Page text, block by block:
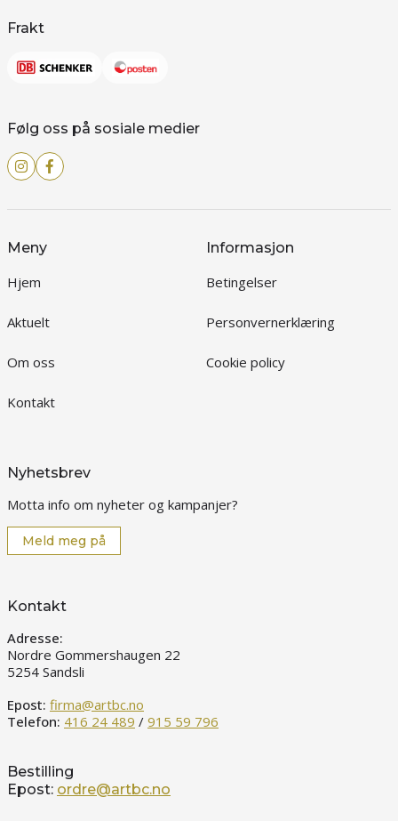
Frakt
Følg oss på sosiale medier
Meny
Hjem
Aktuelt
Om oss
Kontakt
Informasjon
Betingelser
Personvernerklæring
Cookie policy
Nyhetsbrev
Motta info om nyheter og kampanjer?
Meld meg på
Kontakt
Adresse:
Nordre Gommershaugen 22
5254 Sandsli
Epost: firma@artbc.no
Telefon: 416 24 489 / 915 59 796
Bestilling
Epost: ordre@artbc.no